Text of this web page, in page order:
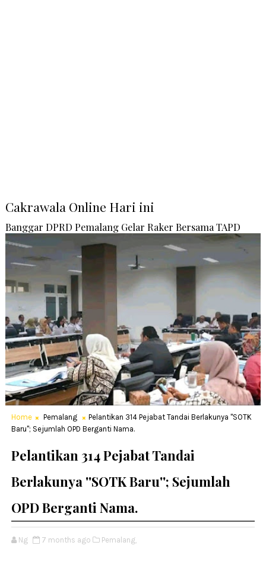
Cakrawala Online Hari ini
Banggar DPRD Pemalang Gelar Raker Bersama TAPD
Home Pemalang
Pelantikan 314 Pejabat Tandai Berlakunya ''SOTK
Baru''; Sejumlah OPD Berganti Nama.
Pelantikan 314 Pejabat Tandai
Berlakunya ''SOTK Baru''; Sejumlah
OPD Berganti Nama.
Ng 7 months ago Pemalang,